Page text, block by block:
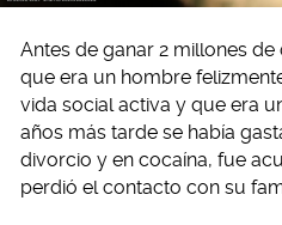
Antes de ganar 2 millones de
que era un hombre
vida social activa y que era
años más tarde se había
divorcio y en cocaína, fue
perdió el contacto con su